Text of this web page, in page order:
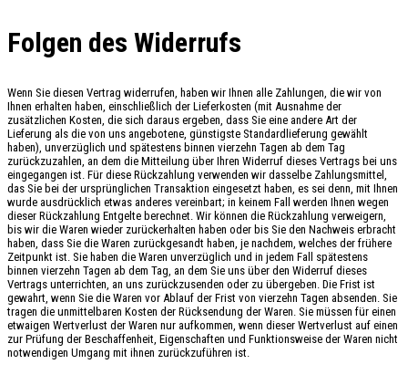
Folgen des Widerrufs
Wenn Sie diesen Vertrag widerrufen, haben wir Ihnen alle Zahlungen, die wir von
Ihnen erhalten haben, einschließlich der Lieferkosten (mit Ausnahme der
zusätzlichen Kosten, die sich daraus ergeben, dass Sie eine andere Art der
Lieferung als die von uns angebotene, günstigste Standardlieferung gewählt
haben), unverzüglich und spätestens binnen vierzehn Tagen ab dem Tag
zurückzuzahlen, an dem die Mitteilung über Ihren Widerruf dieses Vertrags bei uns
eingegangen ist. Für diese Rückzahlung verwenden wir dasselbe Zahlungsmittel,
das Sie bei der ursprünglichen Transaktion eingesetzt haben, es sei denn, mit Ihnen
wurde ausdrücklich etwas anderes vereinbart; in keinem Fall werden Ihnen wegen
dieser Rückzahlung Entgelte berechnet. Wir können die Rückzahlung verweigern,
bis wir die Waren wieder zurückerhalten haben oder bis Sie den Nachweis erbracht
haben, dass Sie die Waren zurückgesandt haben, je nachdem, welches der frühere
Zeitpunkt ist. Sie haben die Waren unverzüglich und in jedem Fall spätestens
binnen vierzehn Tagen ab dem Tag, an dem Sie uns über den Widerruf dieses
Vertrags unterrichten, an uns zurückzusenden oder zu übergeben. Die Frist ist
gewahrt, wenn Sie die Waren vor Ablauf der Frist von vierzehn Tagen absenden. Sie
tragen die unmittelbaren Kosten der Rücksendung der Waren. Sie müssen für einen
etwaigen Wertverlust der Waren nur aufkommen, wenn dieser Wertverlust auf einen
zur Prüfung der Beschaffenheit, Eigenschaften und Funktionsweise der Waren nicht
notwendigen Umgang mit ihnen zurückzuführen ist.